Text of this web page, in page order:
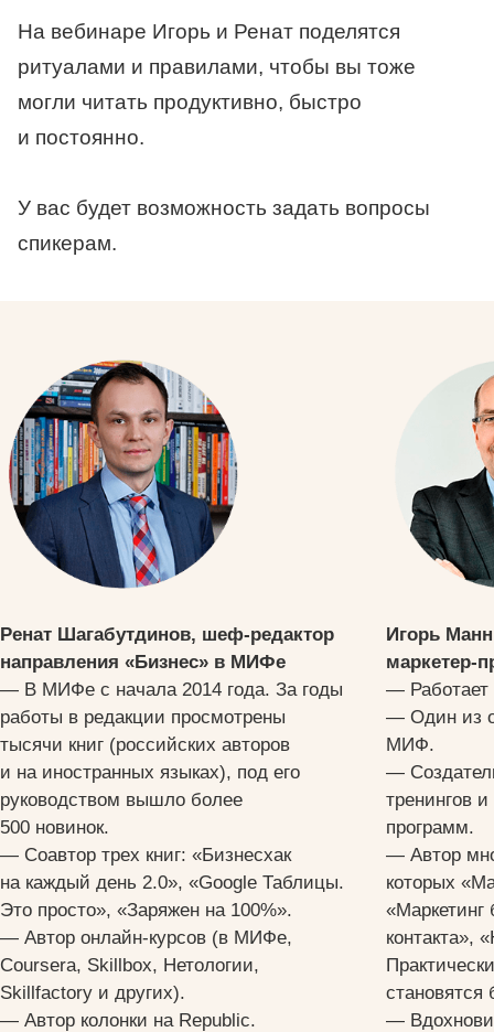
На вебинаре Игорь и Ренат поделятся
ритуалами и правилами, чтобы вы тоже
могли читать продуктивно, быстро
и постоянно.
У вас будет возможность задать вопросы
спикерам.
Ренат Шагабутдинов, шеф-редактор
направления «Бизнес» в МИФе
— В МИФе с начала 2014 года. За годы
работы в редакции просмотрены
тысячи книг (российских авторов
и на иностранных языках), под его
руководством вышло более
500 новинок.
— Соавтор трех книг: «Бизнесхак
на каждый день 2.0», «Google Таблицы.
Это просто», «Заряжен на 100%».
— Автор онлайн-курсов (в МИФе,
Coursera, Skillbox, Нетологии,
Skillfactory и других).
— Автор колонки на Republic.
Игорь
маркетер-
— Работает
— Один из
МИФ.
—
тренингов
программ.
— Автор
которых
«Маркетинг
контакта»,
становятся
—